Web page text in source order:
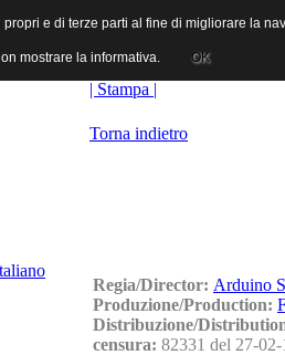
Industrie Cinematografiche
| Stampa |
Torna indietro
Regia/Director: Arduino
Produzione/Production:
Distribuzione/
censura: 82331 del 27-
e di terze parti al fine di migliorare la
mostrare la informativa. OK
e di terze parti al fine di migliorare la
mostrare la informativa. OK